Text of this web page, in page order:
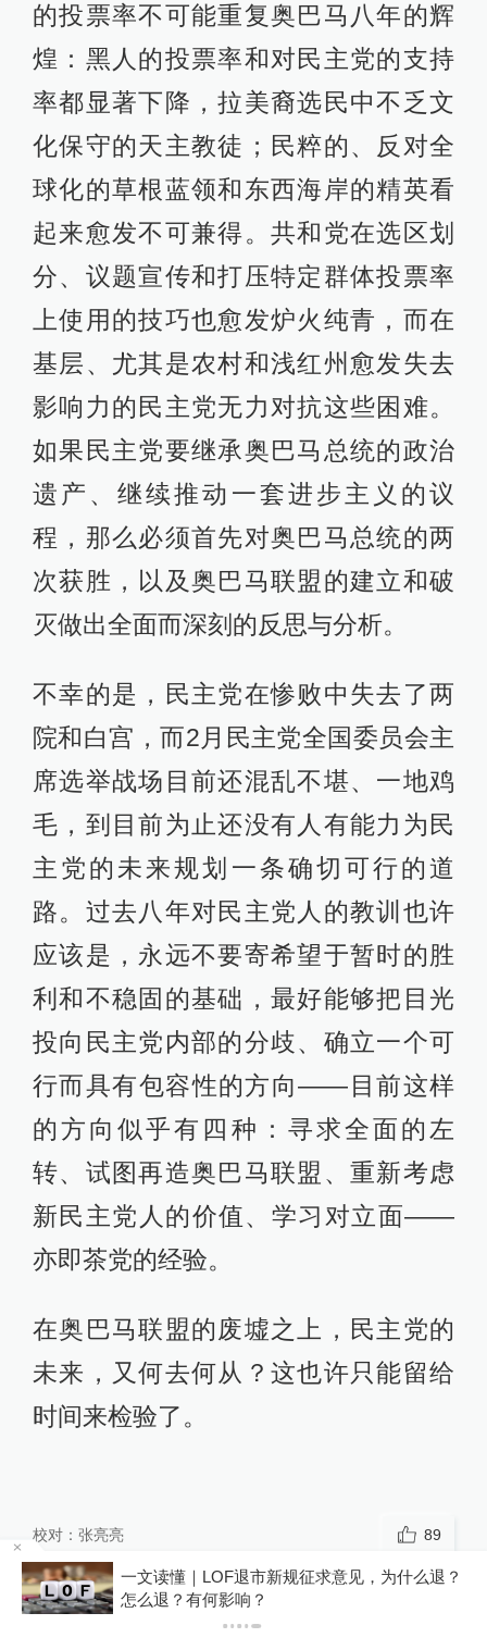
的投票率不可能重复奥巴马八年的辉
煌：黑人的投票率和对民主党的支持
率都显著下降，拉美裔选民中不乏文
化保守的天主教徒；民粹的、反对全
球化的草根蓝领和东西海岸的精英看
起来愈发不可兼得。共和党在选区划
分、议题宣传和打压特定群体投票率
上使用的技巧也愈发炉火纯青，而在
基层、尤其是农村和浅红州愈发失去
影响力的民主党无力对抗这些困难。
如果民主党要继承奥巴马总统的政治
遗产、继续推动一套进步主义的议
程，那么必须首先对奥巴马总统的两
次获胜，以及奥巴马联盟的建立和破
灭做出全面而深刻的反思与分析。
不幸的是，民主党在惨败中失去了两
院和白宫，而2月民主党全国委员会主
席选举战场目前还混乱不堪、一地鸡
毛，到目前为止还没有人有能力为民
主党的未来规划一条确切可行的道
路。过去八年对民主党人的教训也许
应该是，永远不要寄希望于暂时的胜
利和不稳固的基础，最好能够把目光
投向民主党内部的分歧、确立一个可
行而具有包容性的方向——目前这样
的方向似乎有四种：寻求全面的左
转、试图再造奥巴马联盟、重新考虑
新民主党人的价值、学习对立面——
亦即茶党的经验。
在奥巴马联盟的废墟之上，民主党的
未来，又何去何从？这也许只能留给
时间来检验了。
校对： 张亮亮 89
一文读懂｜LOF退市新规征求意见，为什么退？
怎么退？有何影响？